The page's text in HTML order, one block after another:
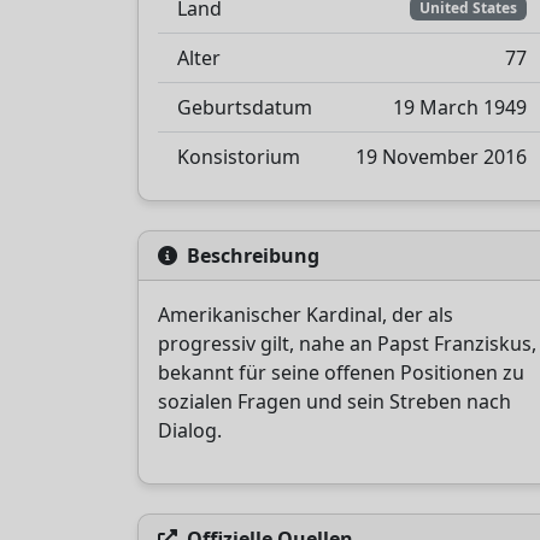
Land United States
Alter
77
Geburtsdatum
19 March 1949
Konsistorium
19 November 2016
Beschreibung
Amerikanischer Kardinal, der als
progressiv gilt, nahe an Papst Franziskus,
bekannt für seine offenen Positionen zu
sozialen Fragen und sein Streben nach
Dialog.